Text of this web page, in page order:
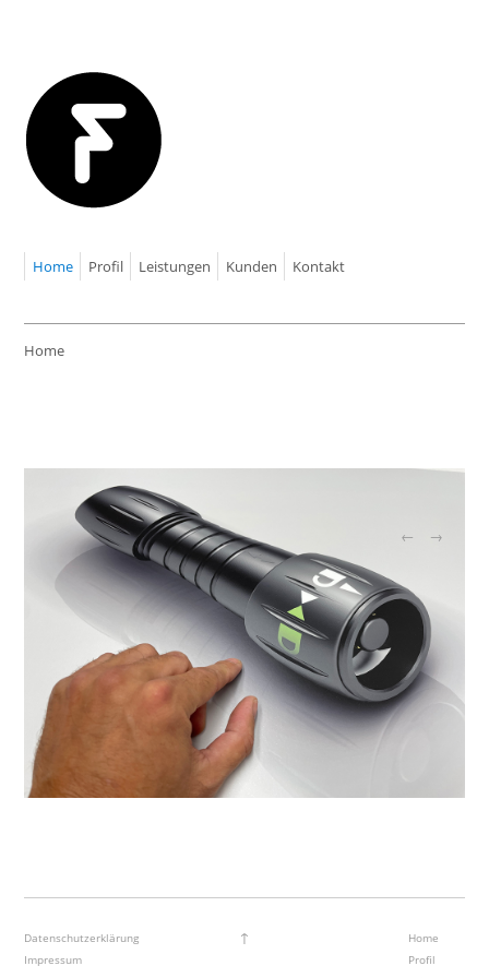
Home Profil Leistungen Kunden Kontakt
Home
← →
Datenschutzerklärung
Impressum
↑
Home
Profil